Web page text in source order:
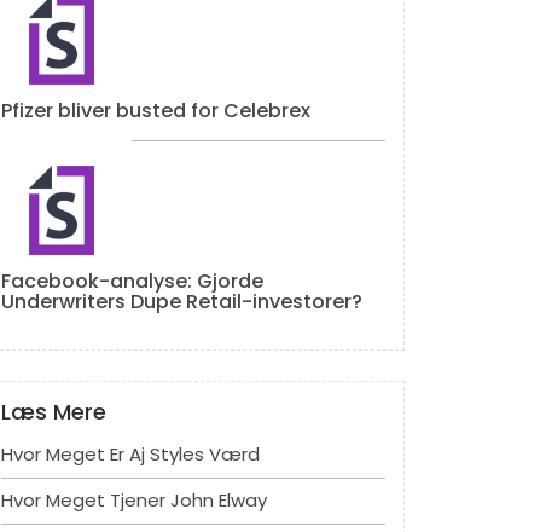
Pfizer bliver busted for Celebrex
Facebook-analyse: Gjorde
Underwriters Dupe Retail-investorer?
Læs Mere
Hvor Meget Er Aj Styles Værd
Hvor Meget Tjener John Elway